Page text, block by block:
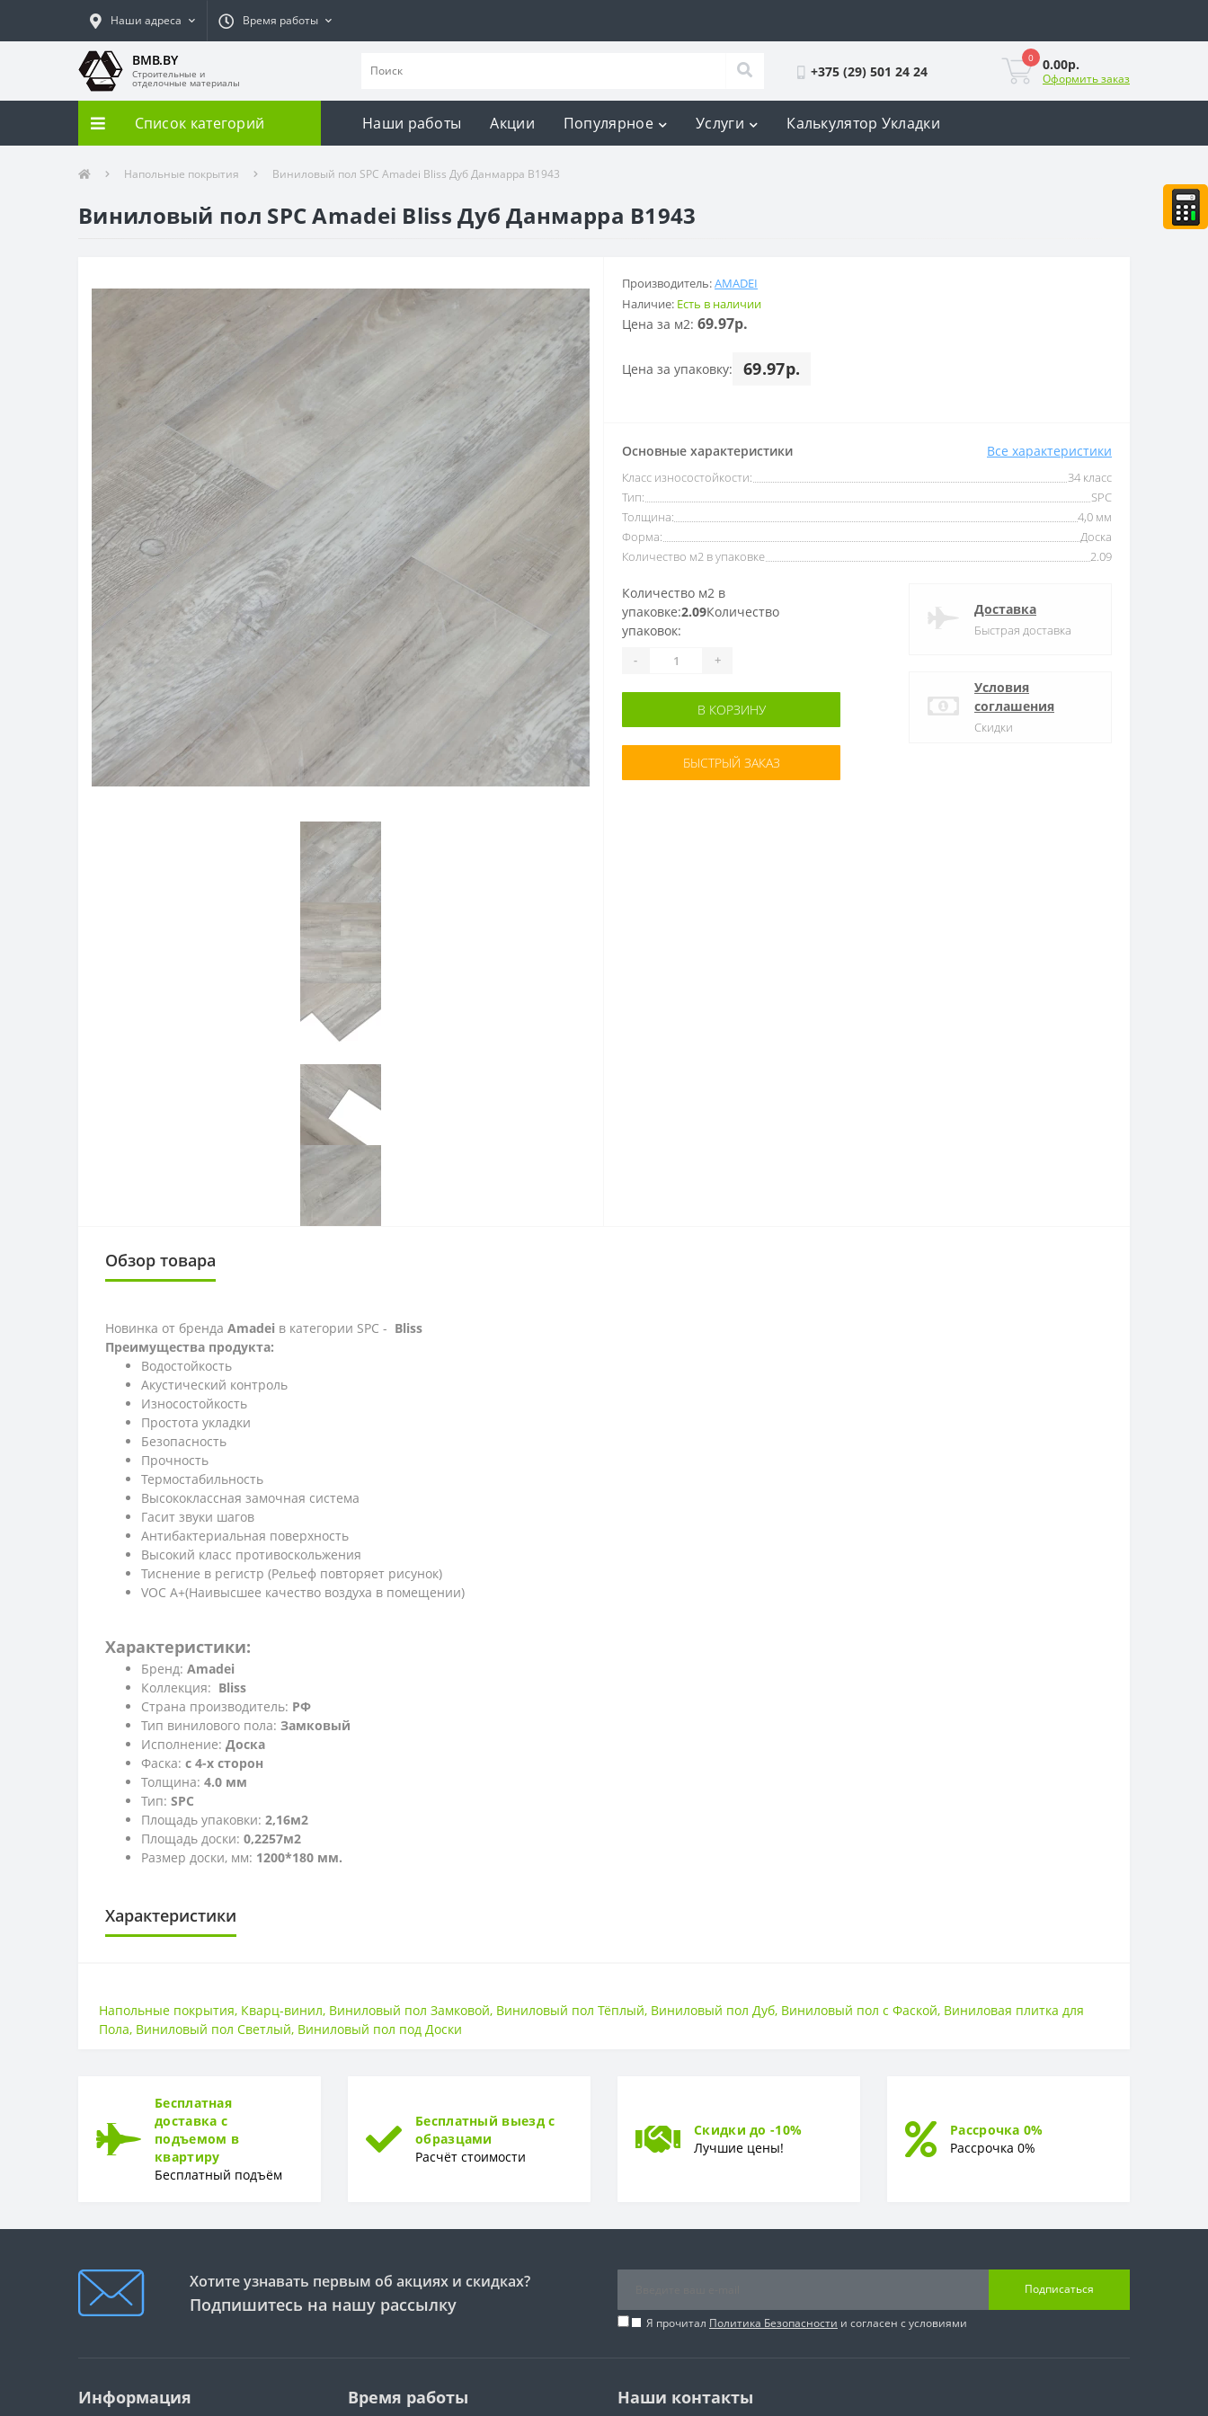
Наши адреса Время работы
BMB.BY
Строительные и
отделочные материалы
+375 (29) 501 24 24
0 0.00р.
Оформить заказ
Список категорий Наши работы Акции Популярное Услуги Калькулятор Укладки
Напольные покрытия Виниловый пол SPC Amadei Bliss Дуб Данмарра B1943
Виниловый пол SPC Amadei Bliss Дуб Данмарра B1943
Производитель:AMADEI
Наличие: Есть в наличии
Цена за м2: 69.97р.
Цена за упаковку: 69.97р.
Основные характеристики Все характеристики
Класс износостойкости:
34 класс
Тип:
SPC
Толщина:
4,0 мм
Форма:
Доска
Количество м2 в упаковке
2.09
Количество м2 в
упаковке:2.09Количество
упаковок:
- +
В КОРЗИНУ
БЫСТРЫЙ ЗАКАЗ
Доставка
Быстрая доставка
Условия
соглашения
Скидки
Обзор товара
Новинка от бренда Amadei в категории SPC - Bliss
Преимущества продукта:
Водостойкость
Акустический контроль
Износостойкость
Простота укладки
Безопасность
Прочность
Термостабильность
Высококлассная замочная система
Гасит звуки шагов
Антибактериальная поверхность
Высокий класс противоскольжения
Тиснение в регистр (Рельеф повторяет рисунок)
VOC A+(Наивысшее качество воздуха в помещении)
Характеристики:
Бренд: Amadei
Коллекция: Bliss
Страна производитель: РФ
Тип винилового пола: Замковый
Исполнение: Доска
Фаска: с 4-х сторон
Толщина: 4.0 мм
Тип: SPC
Площадь упаковки: 2,16м2
Площадь доски: 0,2257м2
Размер доски, мм: 1200*180 мм.
Характеристики
ТИП
ТОЛЩИНА
Толщина 4,0 мм
ФОРМА
Напольные покрытия, Кварц-винил, Виниловый пол Замковой, Виниловый пол Тёплый, Виниловый пол Дуб, Виниловый пол с Фаской, Виниловая плитка для
Пола, Виниловый пол Светлый, Виниловый пол под Доски
Бесплатная
доставка с
подъемом в
квартиру
Бесплатный подъём
Бесплатный выезд с
образцами
Расчёт стоимости
Скидки до -10%
Лучшие цены!
Рассрочка 0%
Рассрочка 0%
Хотите узнавать первым об акциях и скидках?
Подпишитесь на нашу рассылку
Подписаться
Я прочитал Политика Безопасности и согласен с условиями
Информация Время работы Наши контакты